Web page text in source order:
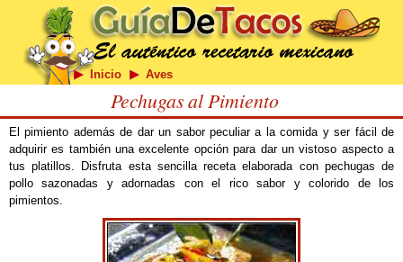
Inicio Aves
Pechugas al Pimiento
El pimiento además de dar un sabor peculiar a la comida y ser fácil de
adquirir es también una excelente opción para dar un vistoso aspecto a
tus platillos. Disfruta esta sencilla receta elaborada con pechugas de
pollo sazonadas y adornadas con el rico sabor y colorido de los
pimientos.